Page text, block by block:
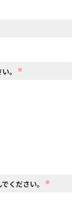
。 ※
ください。 ※